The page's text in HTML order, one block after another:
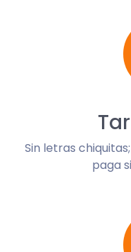
Sin letras
paga